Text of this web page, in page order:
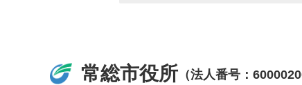
常総市役所 （法人番号：